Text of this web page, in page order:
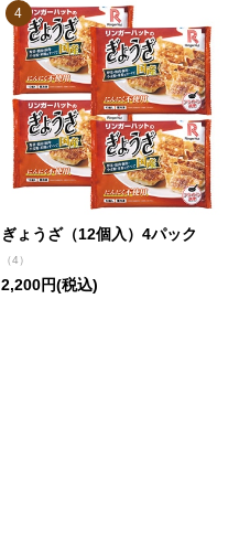
4
ぎょうざ（12個入）4パック
（4）
2,200円(税込)